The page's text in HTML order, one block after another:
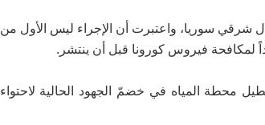
شرقي سوريا، واعتبرت أن الإجراء ليس الأول من
فيروس كورونا قبل أن ينتشر.
"إن تعطيل محطة المياه في خضمّ الجهود الحالية لاحتواء